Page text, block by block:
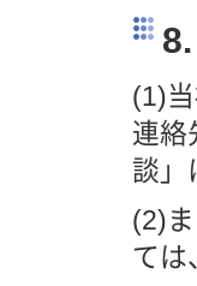
(1)
連絡
談」
(2)
ては